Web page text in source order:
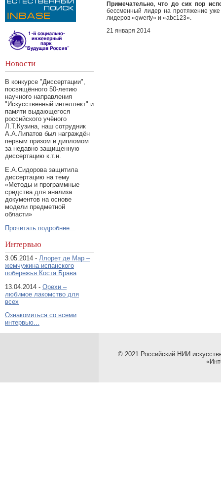
Новости
В конкурсе "Диссертации",
посвящённого 50-летию
научного направления
"Искусственный интеллект" и
памяти выдающегося
российского учёного
Л.Т.Кузина, наш сотрудник
А.А.Липатов был награждён
первым призом и дипломом
за недавно защищенную
диссертацию к.т.н.
Е.А.Сидорова защитила
диссертацию на тему
«Методы и программные
средства для анализа
документов на основе
модели предметной
области»
Прочитать подробнее...
Интервью
3.05.2014 - Ллорет де Мар –
жемчужина испанского
побережья Коста Брава
13.04.2014 - Орехи –
любимое лакомство для
всех
Ознакомиться со всеми
интервью...
Примечательно, что до сих пор
бессменный лидер на протяжение
лидеров «qwerty» и «abc123».
21 января 2014
© 2021 Российский НИИ